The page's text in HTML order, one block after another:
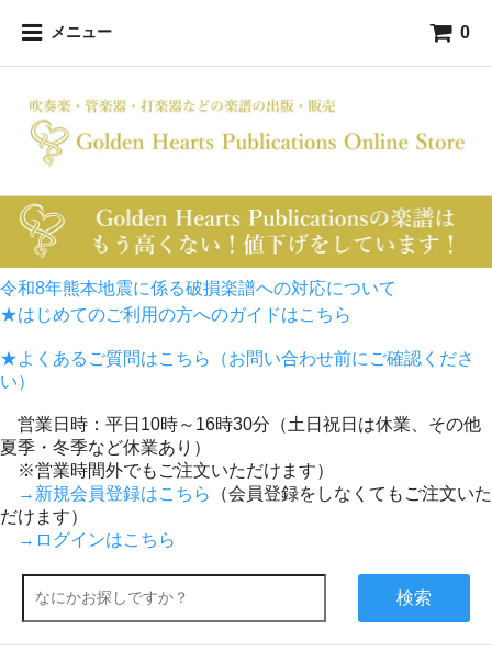
メニュー 0
令和8年熊本地震に係る破損楽譜への対応について
★はじめてのご利用の方へのガイドはこちら
★よくあるご質問はこちら（お問い合わせ前にご確認くださ
い）
営業日時：平日10時～16時30分（土日祝日は休業、その他
夏季・冬季など休業あり）
※営業時間外でもご注文いただけます）
→新規会員登録はこちら
（会員登録をしなくてもご注文いた
だけます）
→ログインはこちら
検索